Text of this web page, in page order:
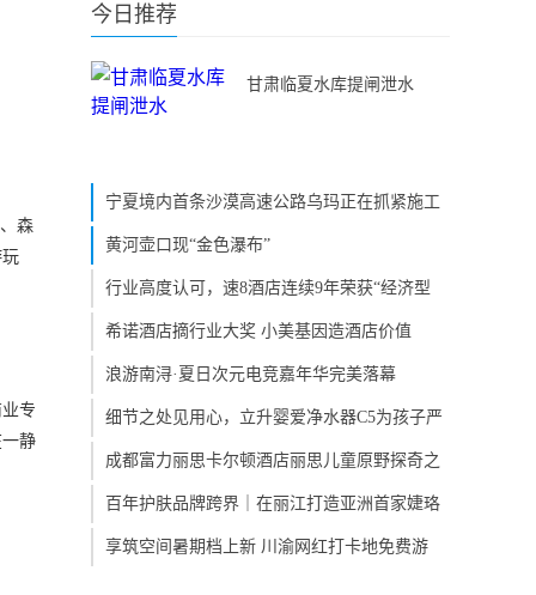
森
专
静
今日推荐
甘肃临夏水库提闸泄水
宁夏境内首条沙漠高速公路乌玛正在抓紧施工
黄河壶口现“金色瀑布”
行业高度认可，速8酒店连续9年荣获“经济型
希诺酒店摘行业大奖 小美基因造酒店价值
浪游南浔·夏日次元电竞嘉年华完美落幕
细节之处见用心，立升婴爱净水器C5为孩子严
成都富力丽思卡尔顿酒店丽思儿童原野探奇之
百年护肤品牌跨界｜在丽江打造亚洲首家婕珞
享筑空间暑期档上新 川渝网红打卡地免费游